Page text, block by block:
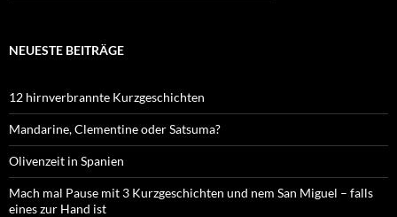
NEUESTE BEITRÄGE
12 hirnverbrannte Kurzgeschichten
Mandarine, Clementine oder Satsuma?
Olivenzeit in Spanien
Mach mal Pause mit 3 Kurzgeschichten und nem San Miguel – falls
eines zur Hand ist